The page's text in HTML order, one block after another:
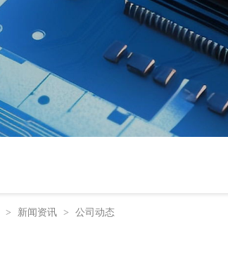
> 新闻资讯 > 公司动态